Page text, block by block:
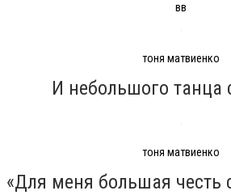
вв
тоня матвиенко
И небольшого танца
тоня матвиенко
«Для меня большая честь